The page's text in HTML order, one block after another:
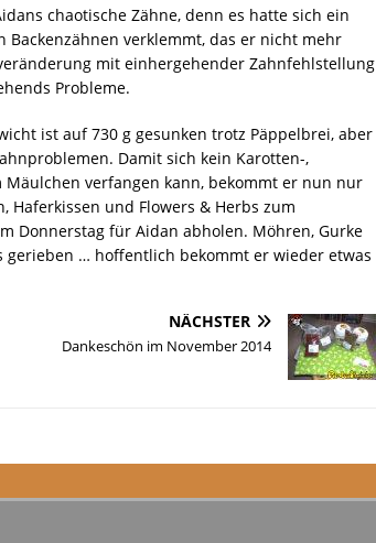
chaotische Zähne, denn es hatte sich ein
verklemmt, das er nicht mehr
mit einhergehender Zahnfehlstellung
Probleme.
ist auf 730 g gesunken trotz Päppelbrei, aber
Damit sich kein Karotten-,
verfangen kann, bekommt er nun nur
Haferkissen und Flowers & Herbs zum
Donnerstag für Aidan abholen. Möhren, Gurke
… hoffentlich bekommt er wieder etwas
NÄCHSTER
Dankeschön im November 2014